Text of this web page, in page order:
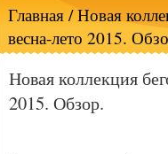
Главная/ Новая
весна-лето 2015.
Новая коллекция
2015. Обзор.